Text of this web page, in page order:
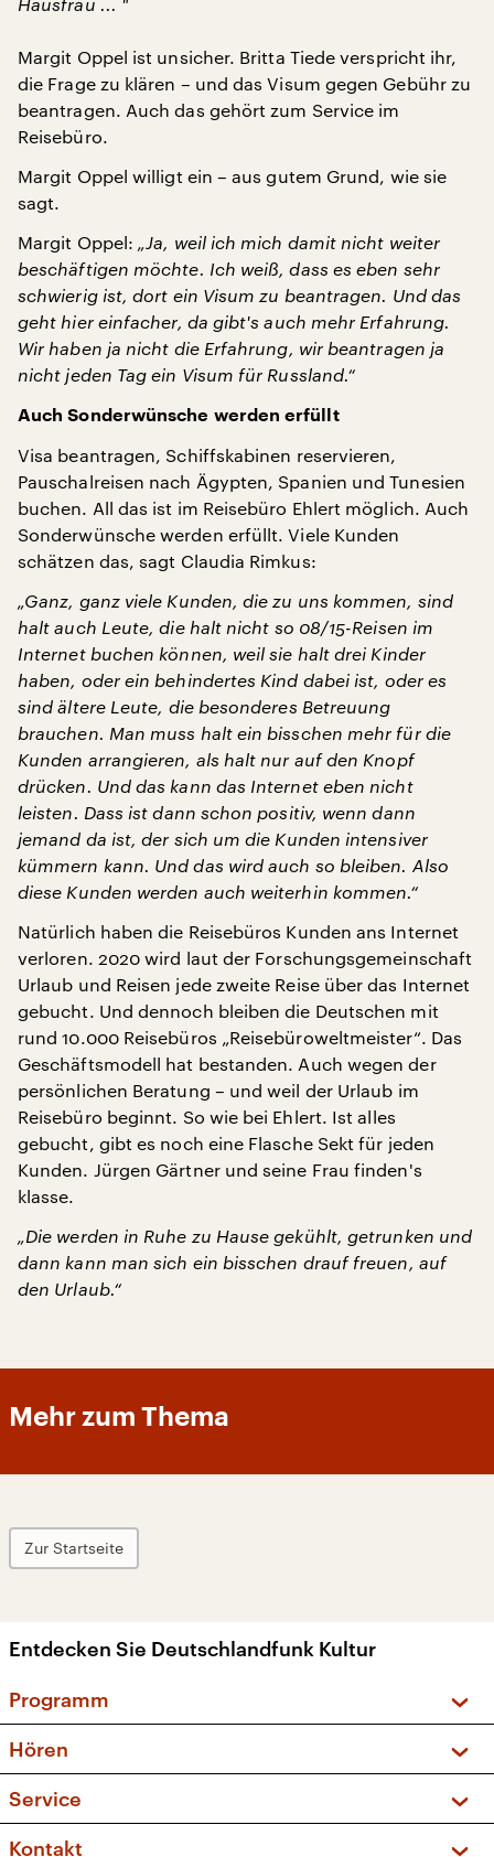
Margit Oppel ist unsicher. Britta Tiede verspricht ihr,
die Frage zu klären – und das Visum gegen Gebühr zu
beantragen. Auch das gehört zum Service im
Reisebüro.
Margit Oppel willigt ein – aus gutem Grund, wie sie
sagt.
Margit Oppel: „Ja, weil ich mich damit nicht weiter
beschäftigen möchte. Ich weiß, dass es eben sehr
schwierig ist, dort ein Visum zu beantragen. Und das
geht hier einfacher, da gibt's auch mehr Erfahrung.
Wir haben ja nicht die Erfahrung, wir beantragen ja
nicht jeden Tag ein Visum für Russland.“
Auch Sonderwünsche werden erfüllt
Visa beantragen, Schiffskabinen reservieren,
Pauschalreisen nach Ägypten, Spanien und Tunesien
buchen. All das ist im Reisebüro Ehlert möglich. Auch
Sonderwünsche werden erfüllt. Viele Kunden
schätzen das, sagt Claudia Rimkus:
„Ganz, ganz viele Kunden, die zu uns kommen, sind
halt auch Leute, die halt nicht so 08/15-Reisen im
Internet buchen können, weil sie halt drei Kinder
haben, oder ein behindertes Kind dabei ist, oder es
sind ältere Leute, die besonderes Betreuung
brauchen. Man muss halt ein bisschen mehr für die
Kunden arrangieren, als halt nur auf den Knopf
drücken. Und das kann das Internet eben nicht
leisten. Dass ist dann schon positiv, wenn dann
jemand da ist, der sich um die Kunden intensiver
kümmern kann. Und das wird auch so bleiben. Also
diese Kunden werden auch weiterhin kommen.“
Natürlich haben die Reisebüros Kunden ans Internet
verloren. 2020 wird laut der Forschungsgemeinschaft
Urlaub und Reisen jede zweite Reise über das Internet
gebucht. Und dennoch bleiben die Deutschen mit
rund 10.000 Reisebüros „Reisebüroweltmeister“. Das
Geschäftsmodell hat bestanden. Auch wegen der
persönlichen Beratung – und weil der Urlaub im
Reisebüro beginnt. So wie bei Ehlert. Ist alles
gebucht, gibt es noch eine Flasche Sekt für jeden
Kunden. Jürgen Gärtner und seine Frau finden's
klasse.
„Die werden in Ruhe zu Hause gekühlt, getrunken und
dann kann man sich ein bisschen drauf freuen, auf
den Urlaub.“
Mehr zum Thema
Zur Startseite
Entdecken Sie Deutschlandfunk Kultur
Programm
Sendungen und Podcasts
Musikliste
Kakadu – Das Kinderprogramm
Hören
Frequenzen (UKW + DAB+)
Service
FAQ
Kontakt